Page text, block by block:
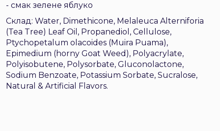
- смак зелене яблуко
Склад: Water, Dimethicone, Melaleuca Alterniforia
(Tea Tree) Leaf Oil, Propanediol, Cellulose,
Ptychopetalum olacoides (Muira Puama),
Epimedium (horny Goat Weed), Polyacrylate,
Polyisobutene, Polysorbate, Gluconolactone,
Sodium Benzoate, Potassium Sorbate, Sucralose,
Natural & Artificial Flavors.